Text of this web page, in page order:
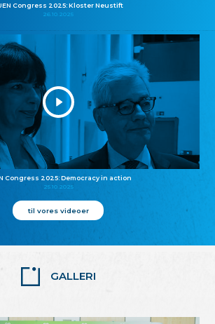
Congress 2025: Kloster Neustift
26.10.2025
Congress 2025: Democracy in action
25.10.2025
til vores videoer
GALLERI